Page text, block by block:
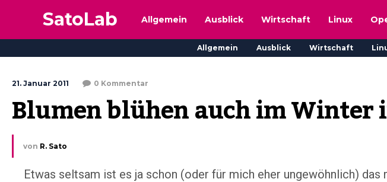
SatoLab Allgemein Ausblick Wirtschaft Linux
Allgemein Ausblick Wirtschaft
21. Januar 2011 0 Kommentar
Blumen blühen auch im Winter
von R. Sato
Etwas seltsam ist es ja schon (oder für mich eher ungewöhnlich) das